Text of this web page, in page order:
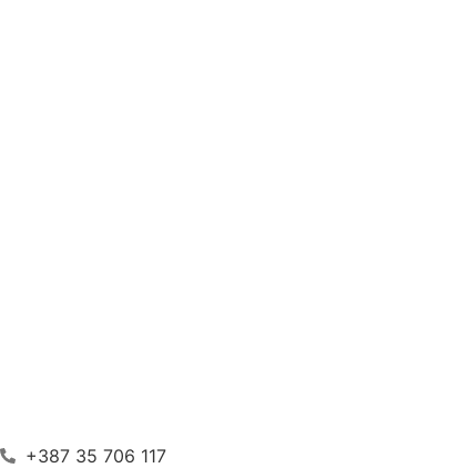
+387 35 706 117